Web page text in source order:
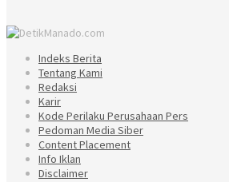
Indeks Berita
Tentang Kami
Redaksi
Karir
Kode Perilaku Perusahaan Pers
Pedoman Media Siber
Content Placement
Info Iklan
Disclaimer